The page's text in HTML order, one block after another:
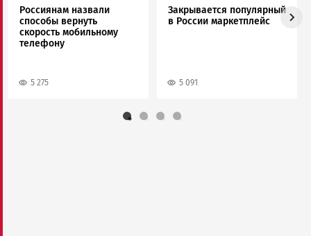
Россиянам назвали
способы вернуть
скорость мобильному
телефону
5 275
Закрывается популярный
в России маркетплейс
5 091